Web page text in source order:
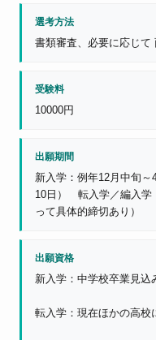
選考方法
書類審査、必要に応じて
受験料
10000円
出願期間
新入学：例年12月中旬～
10日） 転入学／編入学
って具体的締切あり）
出願資格
新入学：中学校卒業見込
転入学：現在ほかの高校